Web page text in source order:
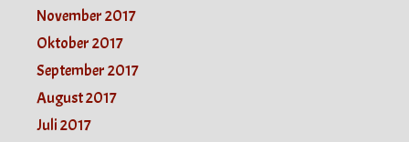
November 2017
Oktober 2017
September 2017
August 2017
Juli 2017